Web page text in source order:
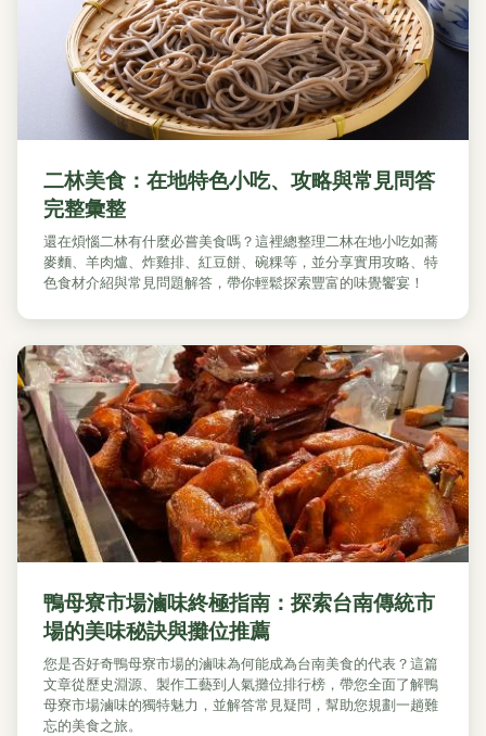
二林美食：在地特色小吃、攻略與常見問答
完整彙整
還在煩惱二林有什麼必嘗美食嗎？這裡總整理二林在地小吃如蕎
麥麵、羊肉爐、炸雞排、紅豆餅、碗粿等，並分享實用攻略、特
色食材介紹與常見問題解答，帶你輕鬆探索豐富的味覺饗宴！
鴨母寮市場滷味終極指南：探索台南傳統市
場的美味秘訣與攤位推薦
您是否好奇鴨母寮市場的滷味為何能成為台南美食的代表？這篇
文章從歷史淵源、製作工藝到人氣攤位排行榜，帶您全面了解鴨
母寮市場滷味的獨特魅力，並解答常見疑問，幫助您規劃一趟難
忘的美食之旅。